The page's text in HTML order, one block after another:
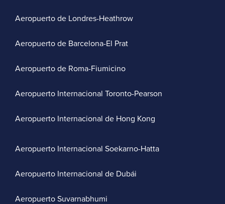
Aeropuerto de Londres-Heathrow
Aeropuerto de Barcelona-El Prat
Aeropuerto de Roma-Fiumicino
Aeropuerto Internacional Toronto-Pearson
Aeropuerto Internacional de Hong Kong
Aeropuerto Internacional Soekarno-Hatta
Aeropuerto Internacional de Dubái
Aeropuerto Suvarnabhumi